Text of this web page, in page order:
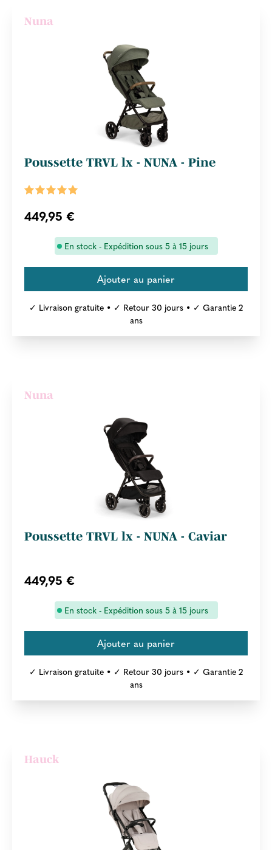
Nuna
Poussette TRVL lx - NUNA - Pine
449,95 €
En stock - Expédition sous 5 à 15 jours
✓ Livraison gratuite • ✓ Retour 30 jours • ✓ Garantie 2
ans
Nuna
Poussette TRVL lx - NUNA - Caviar
449,95 €
En stock - Expédition sous 5 à 15 jours
✓ Livraison gratuite • ✓ Retour 30 jours • ✓ Garantie 2
ans
Hauck